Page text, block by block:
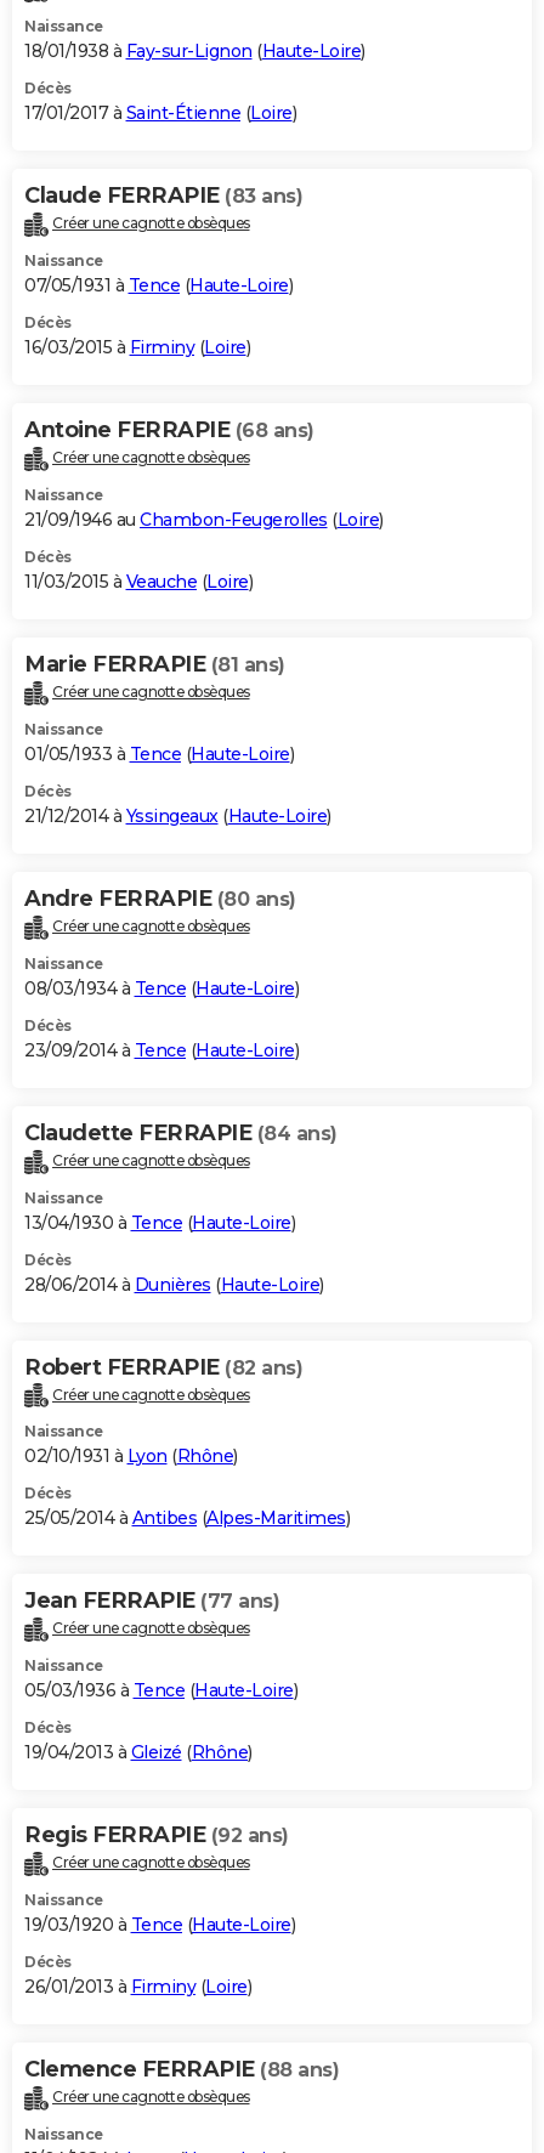
Naissance
18/01/1938 à Fay-sur-Lignon (Haute-Loire)
Décès
17/01/2017 à Saint-Étienne (Loire)
Claude FERRAPIE (83 ans)
Créer une cagnotte obsèques
Naissance
07/05/1931 à Tence (Haute-Loire)
Décès
16/03/2015 à Firminy(Loire)
Antoine FERRAPIE (68 ans)
Créer une cagnotte obsèques
Naissance
21/09/1946 au Chambon-Feugerolles (Loire)
Décès
11/03/2015 à Veauche (Loire)
Marie FERRAPIE (81 ans)
Créer une cagnotte obsèques
Naissance
01/05/1933 à Tence (Haute-Loire)
Décès
21/12/2014 à Yssingeaux(Haute-Loire)
Andre FERRAPIE (80 ans)
Créer une cagnotte obsèques
Naissance
08/03/1934 à Tence (Haute-Loire)
Décès
23/09/2014 à Tence (Haute-Loire)
Claudette FERRAPIE (84 ans)
Créer une cagnotte obsèques
Naissance
13/04/1930 à Tence (Haute-Loire)
Décès
28/06/2014 à Dunières (Haute-Loire)
Robert FERRAPIE (82 ans)
Créer une cagnotte obsèques
Naissance
02/10/1931 à Lyon (Rhône)
Décès
25/05/2014 à Antibes (Alpes-Maritimes)
Jean FERRAPIE (77 ans)
Créer une cagnotte obsèques
Naissance
05/03/1936 à Tence (Haute-Loire)
Décès
19/04/2013 à Gleizé (Rhône)
Regis FERRAPIE (92 ans)
Créer une cagnotte obsèques
Naissance
19/03/1920 à Tence (Haute-Loire)
Décès
26/01/2013 à Firminy(Loire)
Clemence FERRAPIE (88 ans)
Créer une cagnotte obsèques
Naissance